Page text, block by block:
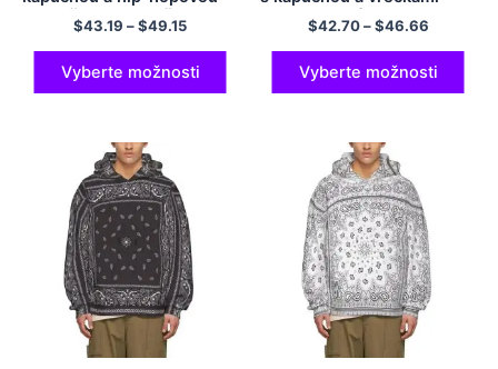
kapucňou s kapucňou,
polyester, unisex mikina s
kapucňou
$43.19 –$49.15
Vyberte možnosti
Polyesterová mikina s
kapucňou pre mužov a
ženy
$42.70–$46.66
Vyberte možnosti